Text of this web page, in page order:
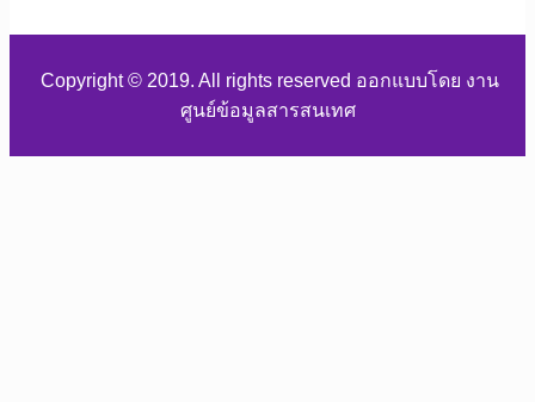
Copyright © 2019. All rights reserved ออกแบบโดย งาน
ศูนย์ข้อมูลสารสนเทศ